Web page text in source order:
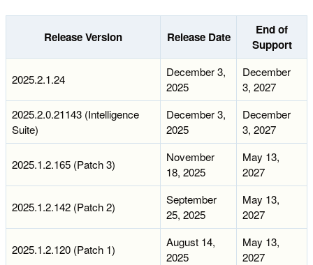
Release Version Release Date
End of
Support
2025.2.1.24
December 3,
2025
December
3, 2027
2025.2.0.21143 (Intelligence
Suite)
December 3,
2025
December
3, 2027
2025.1.2.165 (Patch 3)
November
18, 2025
May 13,
2027
2025.1.2.142 (Patch 2)
September
25, 2025
May 13,
2027
2025.1.2.120 (Patch 1)
August 14,
2025
May 13,
2027